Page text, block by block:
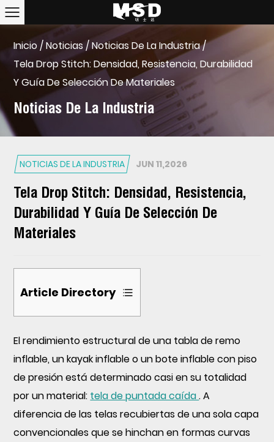
Inicio/Noticias/Noticias De La Industria/
Tela Drop Stitch: Densidad, Resistencia, Durabilidad
Y Guía De Selección De Materiales
Noticias De La Industria
NOTICIAS DE LA INDUSTRIA JUN 11,2026
Tela Drop Stitch: Densidad, Resistencia,
Durabilidad Y Guía De Selección De
Materiales
Article Directory
1
¿Qué
hace
que
la
tela
Drop
El rendimiento estructural de una tabla de remo
inflable, un kayak inflable o un bote inflable con piso
de presión está determinado casi en su totalidad
por un material: tela de puntada caída. A
diferencia de las telas recubiertas de una sola capa
convencionales que se hinchan en formas curvas